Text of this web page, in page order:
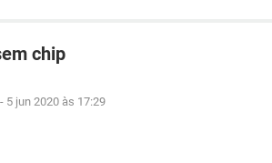
chip
- 5 jun 2020 às 17:29